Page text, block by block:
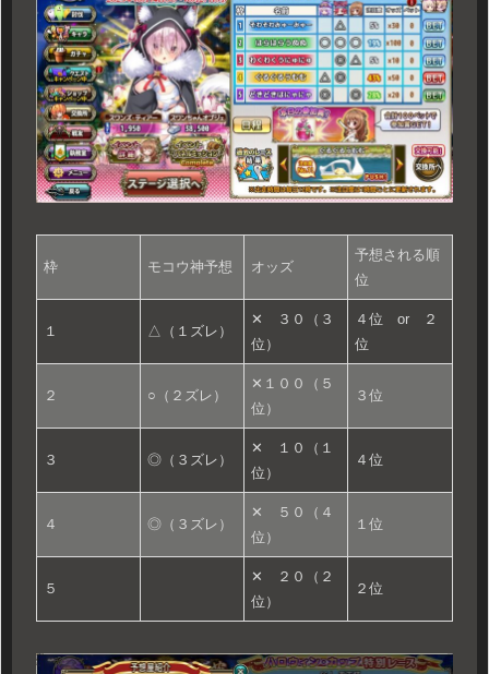
枠 モコウ神予想 オッズ
予想される順
位
１ △（１ズレ）
✕ ３０（３
位）
４位 or ２
位
２ ○（２ズレ）
✕１００（５
位）
３位
３ ◎（３ズレ）
✕ １０（１
位）
４位
４ ◎（３ズレ）
✕ ５０（４
位）
１位
５
✕ ２０（２
位）
２位